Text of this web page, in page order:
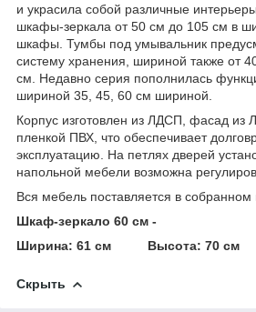
и украсила собой различные
шкафы-зеркала от 50 см до 105 см в
шкафы. Тумбы под умывальник
систему хранения, шириной также от
см. Недавно серия пополнилась
шириной 35, 45, 60 см шириной.
Корпус изготовлен из ЛДСП, фасад из
пленкой ПВХ, что обеспечивает
эксплуатацию. На петлях дверей
напольной мебели возможна
Вся мебель поставляется в собранном
Шкаф-зеркало 60 см -
Ширина: 61 см Высота: 70 см
Скрыть